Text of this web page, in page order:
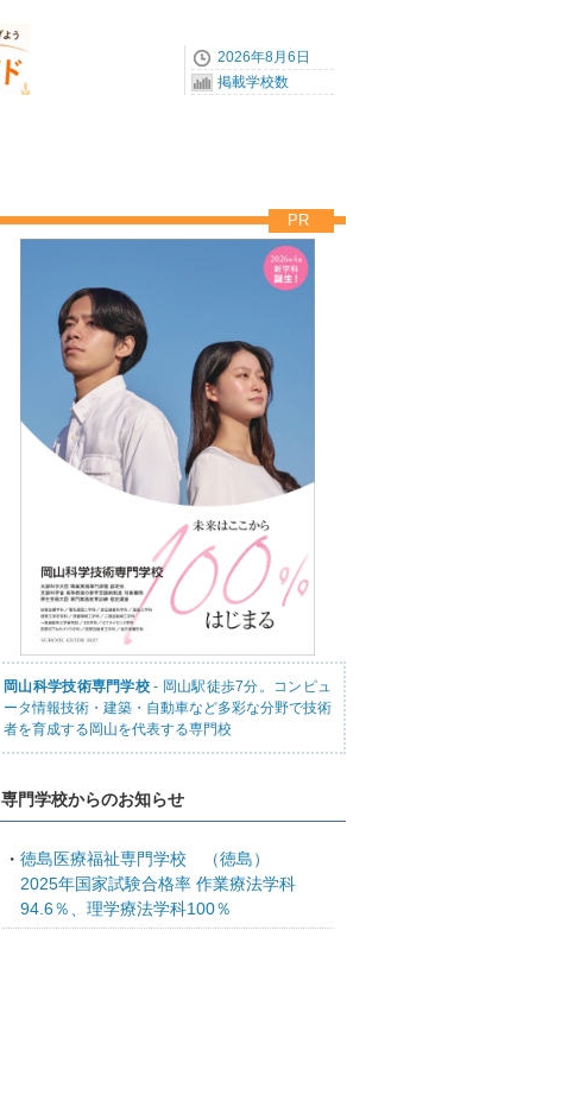
2026年8月6日
掲載学校数
PR
岡山科学技術専門学校 - 岡山駅徒歩7分。コンピュ
ータ情報技術・建築・自動車など多彩な分野で技術
者を育成する岡山を代表する専門校
専門学校からのお知らせ
徳島医療福祉専門学校 （徳島）
2025年国家試験合格率 作業療法学科
94.6％、理学療法学科100％